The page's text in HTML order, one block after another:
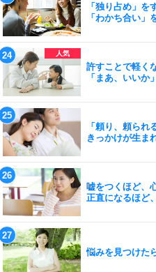
「独り占め」を
「わかち合い」
許すことで軽く
「まあ、いいか
「頼り、頼られ
きっかけが生ま
嘘をつくほど、
正直になるほど
悩みを見つけた